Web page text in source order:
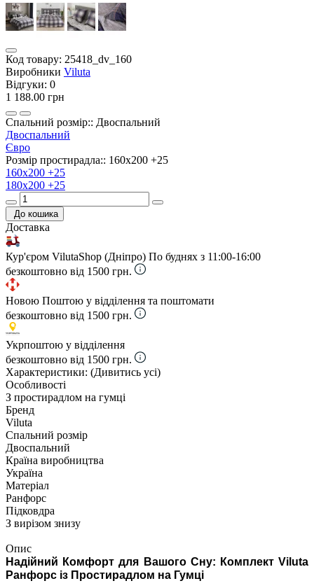
Код товару: 25418_dv_160
Виробники Viluta
Відгуки: 0
1 188.00 грн
Спальний розмір:: Двоспальний
Двоспальний
Євро
Розмір простирадла:: 160х200 +25
160х200 +25
180х200 +25
До кошика
Доставка
Кур'єром VilutaShop (Дніпро) По буднях з 11:00-16:00
безкоштовно від 1500 грн.
Новою Поштою у відділення та поштомати
безкоштовно від 1500 грн.
Укрпоштою у відділення
безкоштовно від 1500 грн.
Характеристики: (Дивитись усі)
Особливості
З простирадлом на гумці
Бренд
Viluta
Спальний розмір
Двоспальний
Країна виробництва
Україна
Матеріал
Ранфорс
Підковдра
З вирізом знизу
Опис
Надійний Комфорт для Вашого Сну: Комплект Viluta
Ранфорс із Простирадлом на Гумці